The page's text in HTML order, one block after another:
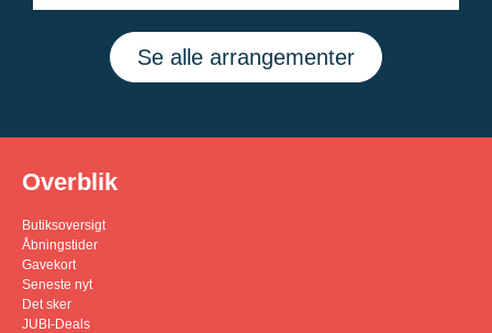
Se alle arrangementer
Overblik
Butiksoversigt
Åbningstider
Gavekort
Seneste nyt
Det sker
JUBI-Deals